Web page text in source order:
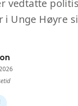
vedtatte
Unge Høyre